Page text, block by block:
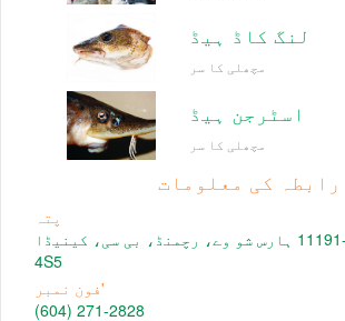
لنگ کاڈ ہیڈ
مچھلی کا سر
اسٹرجن ہیڈ
مچھلی کا سر
رابطہ کی معلومات
پتہ
یونٹ 15-11191 ہارس شو وے، رچمنڈ، بی سی، کینیڈا V7A
4S5
فون نمبر'
(604) 271-2828